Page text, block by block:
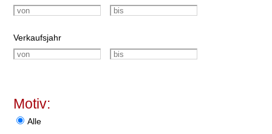
Verkaufsjahr
Motiv:
Alle